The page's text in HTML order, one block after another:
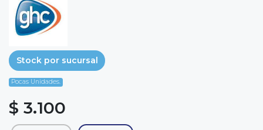
Stock por sucursal
Pocas Unidades.
$ 3.100